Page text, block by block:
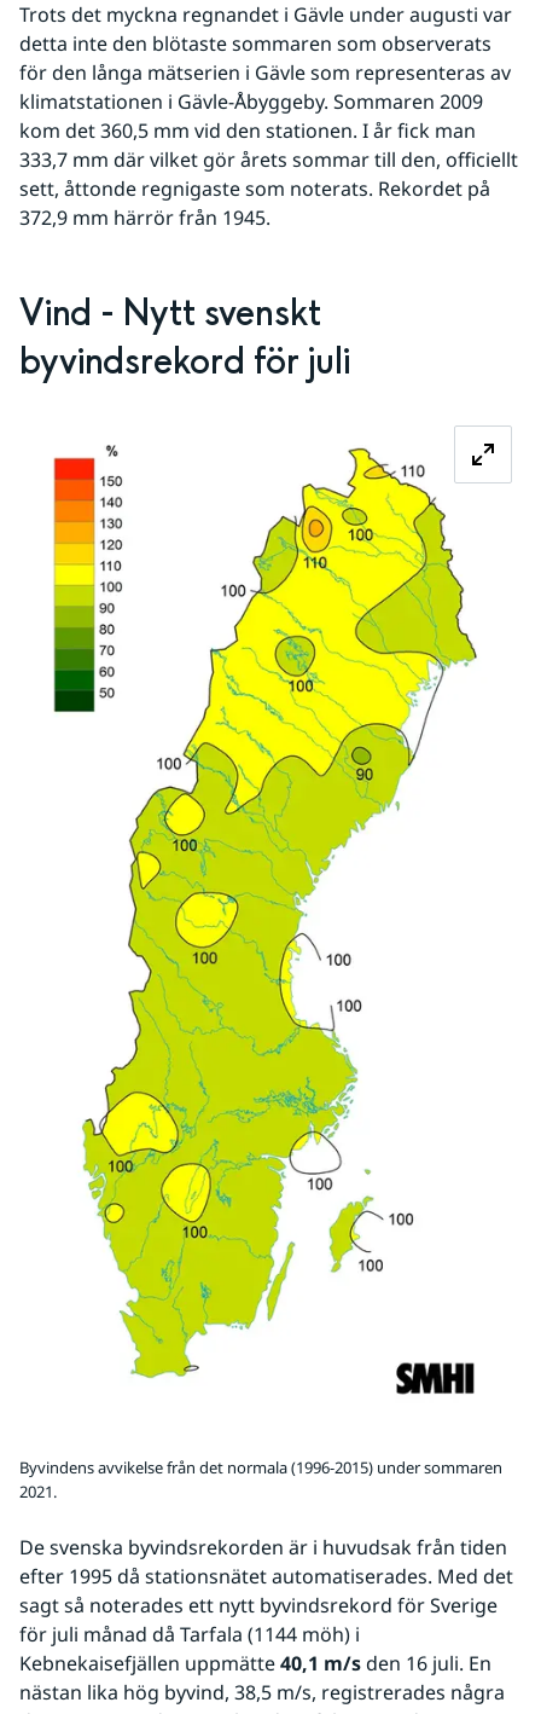
Trots det myckna regnandet i Gävle under augusti var
detta inte den blötaste sommaren som observerats
för den långa mätserien i Gävle som representeras av
klimatstationen i Gävle-Åbyggeby. Sommaren 2009
kom det 360,5 mm vid den stationen. I år fick man
333,7 mm där vilket gör årets sommar till den, officiellt
sett, åttonde regnigaste som noterats. Rekordet på
372,9 mm härrör från 1945.
Vind - Nytt svenskt
byvindsrekord för juli
Byvindens avvikelse från det normala (1996-2015) under sommaren
2021.
De svenska byvindsrekorden är i huvudsak från tiden
efter 1995 då stationsnätet automatiserades. Med det
sagt så noterades ett nytt byvindsrekord för Sverige
för juli månad då Tarfala (1144 möh) i
Kebnekaisefjällen uppmätte 40,1 m/s den 16 juli. En
nästan lika hög byvind, 38,5 m/s, registrerades några